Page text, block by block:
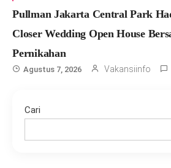
Pullman Jakarta Central Park
Closer Wedding Open House
Pernikahan
Agustus 7, 2026 Vakansiinfo
Cari